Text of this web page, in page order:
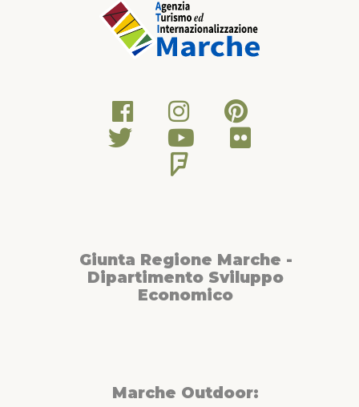
Giunta Regione Marche -
Dipartimento Sviluppo
Economico
Marche Outdoor: